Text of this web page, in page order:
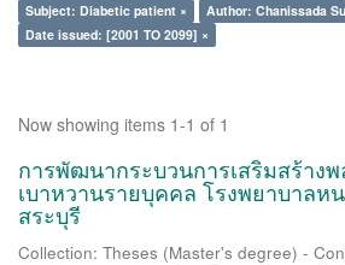
Subject: Diabetic patient ×
Author: Chanissada
Date issued: [2001 TO 2099] ×
Now showing items 1-1 of 1
การพัฒนากระบวนการเสริมสร้าง
เบาหวานรายบุคคล โรงพยาบาลห
สระบุรี
Collection: Theses (Master's degree) -